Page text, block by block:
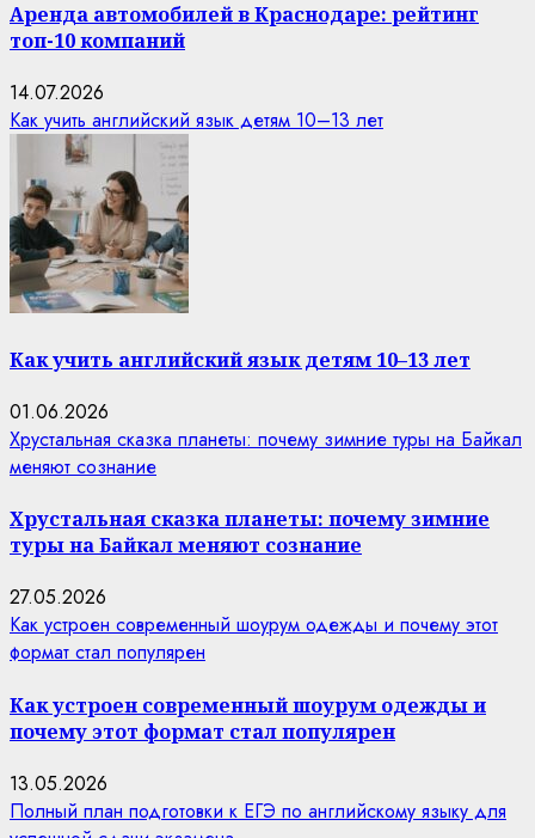
Аренда автомобилей в Краснодаре: рейтинг
топ-10 компаний
14.07.2026
Как учить английский язык детям 10–13 лет
Как учить английский язык детям 10–13 лет
01.06.2026
Хрустальная сказка планеты: почему зимние туры на Байкал
меняют сознание
Хрустальная сказка планеты: почему зимние
туры на Байкал меняют сознание
27.05.2026
Как устроен современный шоурум одежды и почему этот
формат стал популярен
Как устроен современный шоурум одежды и
почему этот формат стал популярен
13.05.2026
Полный план подготовки к ЕГЭ по английскому языку для